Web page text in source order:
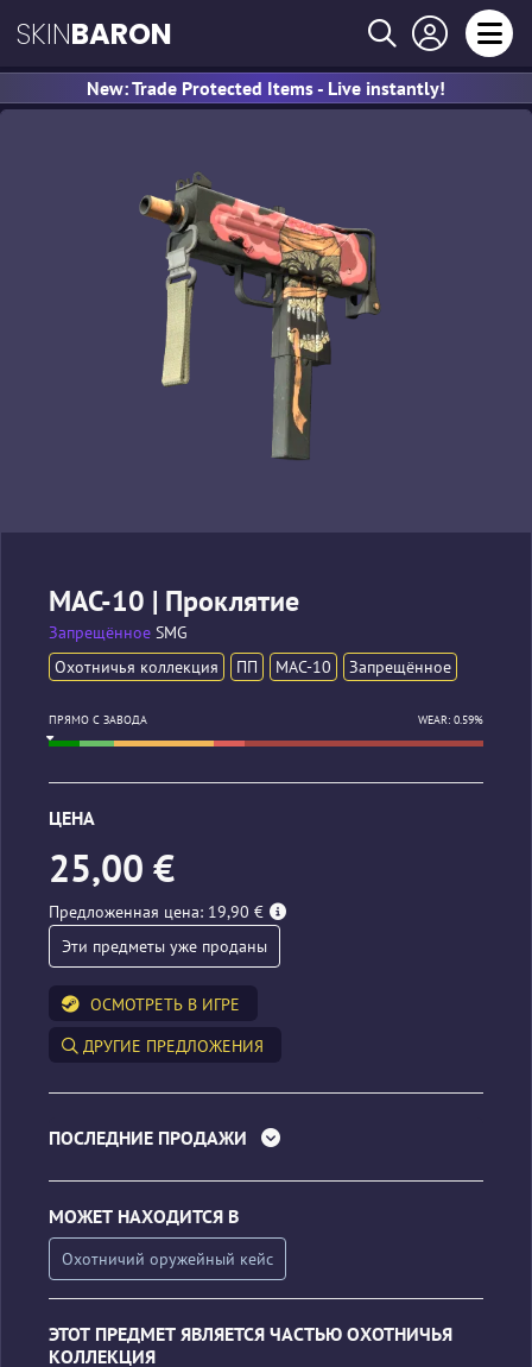
SKINBARON
New: Trade Protected Items - Live instantly!
MAC-10 | Проклятие
Запрещённое SMG
Охотничья коллекция
ПП MAC-10 Запрещённое
ПРЯМО С ЗАВОДА WEAR: 0.59%
ЦЕНА
25,00 €
Предложенная цена: 19,90 €
Эти предметы уже проданы
ОСМОТРЕТЬ В ИГРЕ
ДРУГИЕ ПРЕДЛОЖЕНИЯ
ПОСЛЕДНИЕ ПРОДАЖИ
МОЖЕТ НАХОДИТСЯ В
Охотничий оружейный кейс
ЭТОТ ПРЕДМЕТ ЯВЛЯЕТСЯ ЧАСТЬЮ ОХОТНИЧЬЯ
КОЛЛЕКЦИЯ